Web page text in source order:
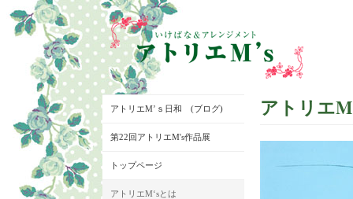
アトリエ
アトリエM’ｓ日和 (ブログ)
第22回アトリエM's作品展
トップページ
アトリエM‘sとは